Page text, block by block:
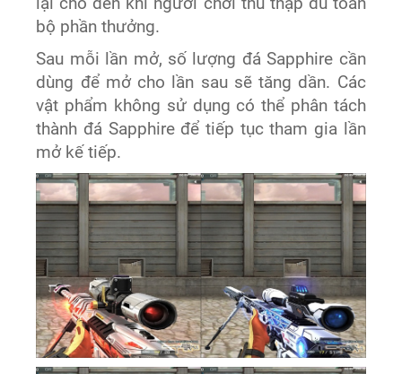
bộ phần thưởng.
Sau mỗi lần mở, số lượng đá Sapphire cần
dùng để mở cho lần sau sẽ tăng dần. Các
vật phẩm không sử dụng có thể phân tách
thành đá Sapphire để tiếp tục tham gia lần
mở kế tiếp.